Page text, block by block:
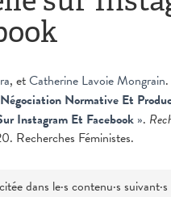
, etCatherine Lavoie Mongrain.
Normative Et
Instagram Et Facebook ».
Recherches Féministes.
dans le·s contenu·s suivant·s